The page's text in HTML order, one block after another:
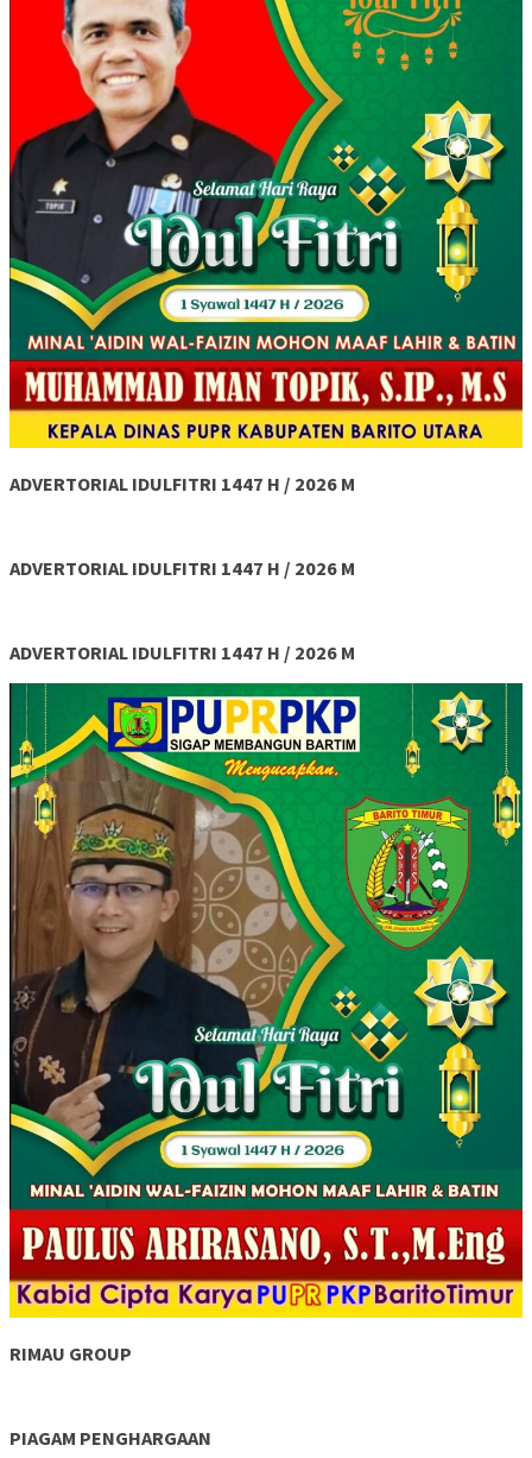
ADVERTORIAL IDULFITRI 1447 H / 2026 M
ADVERTORIAL IDULFITRI 1447 H / 2026 M
ADVERTORIAL IDULFITRI 1447 H / 2026 M
RIMAU GROUP
PIAGAM PENGHARGAAN